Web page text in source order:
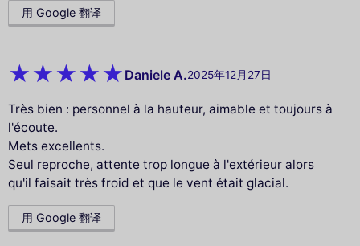
用 Google 翻译
Daniele A.2025年12月27日
Très bien : personnel à la hauteur, aimable et toujours à
l'écoute.
Mets excellents.
Seul reproche, attente trop longue à l'extérieur alors
qu'il faisait très froid et que le vent était glacial.
用 Google 翻译